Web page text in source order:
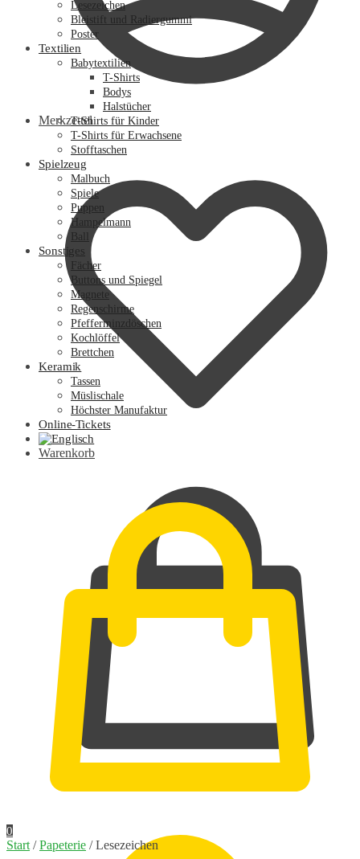
Merkzettel
Warenkorb
Lesezeichen
Bleistift und Radiergummi
Poster
Textilien
Babytextilien
T-Shirts
Bodys
Halstücher
T-Shirts für Kinder
T-Shirts für Erwachsene
Stofftaschen
Spielzeug
Malbuch
Spiele
Puppen
Hampelmann
Ball
Sonstiges
Fächer
Buttons und Spiegel
Magnete
Regenschirme
Pfefferminzdöschen
Kochlöffel
Brettchen
Keramik
Tassen
Müslischale
Höchster Manufaktur
Online-Tickets
0
Start /Papeterie /Lesezeichen